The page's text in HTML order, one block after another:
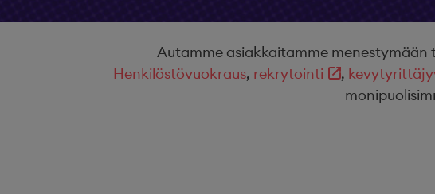
Autamme asiakkaitamme
Henkilöstövuokraus, rekrytointi ,